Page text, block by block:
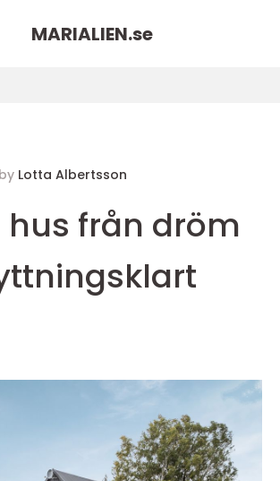
MARIALIEN.se
by Lotta Albertsson
hus från dröm